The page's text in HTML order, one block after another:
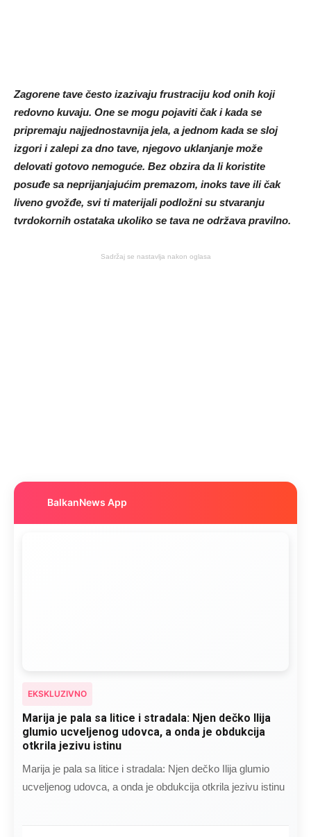
Zagorene tave često izazivaju frustraciju kod onih koji
redovno kuvaju. One se mogu pojaviti čak i kada se
pripremaju najjednostavnija jela, a jednom kada se sloj
izgori i zalepi za dno tave, njegovo uklanjanje može
delovati gotovo nemoguće. Bez obzira da li koristite
posuđe sa neprijanjajućim premazom, inoks tave ili čak
liveno gvožđe, svi ti materijali podložni su stvaranju
tvrdokornih ostataka ukoliko se tava ne održava pravilno.
Sadržaj se nastavlja nakon oglasa
BalkanNews App
EKSKLUZIVNO
Marija je pala sa litice i stradala: Njen dečko Ilija
glumio ucveljenog udovca, a onda je obdukcija
otkrila jezivu istinu
Marija je pala sa litice i stradala: Njen dečko Ilija glumio
ucveljenog udovca, a onda je obdukcija otkrila jezivu istinu